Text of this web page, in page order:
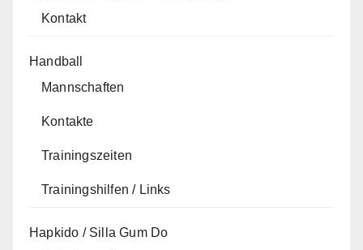
Kontakt
Handball
Mannschaften
Kontakte
Trainingszeiten
Trainingshilfen / Links
Hapkido / Silla Gum Do